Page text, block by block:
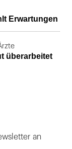
Erwartungen
überarbeitet
an